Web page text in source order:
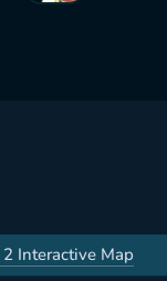
Interactive Map